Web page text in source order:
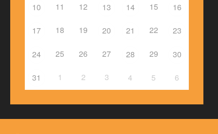
10 11 12 13 14 15 16
17 18 19 20 21 22 23
24 25 26 27 28 29 30
31 1 2 3 4 5 6